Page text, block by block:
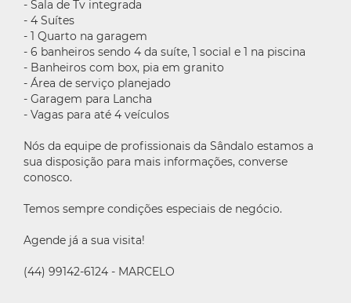
- Sala de Tv integrada
- 4 Suítes
- 1 Quarto na garagem
- 6 banheiros sendo 4 da suíte, 1 social e 1 na piscina
- Banheiros com box, pia em granito
- Área de serviço planejado
- Garagem para Lancha
- Vagas para até 4 veículos
Nós da equipe de profissionais da Sândalo estamos a
sua disposição para mais informações, converse
conosco.
Temos sempre condições especiais de negócio.
Agende já a sua visita!
(44) 99142-6124 - MARCELO